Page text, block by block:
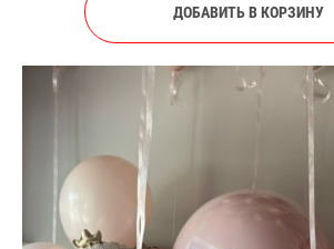
ДОБАВИТЬ В КОРЗИНУ